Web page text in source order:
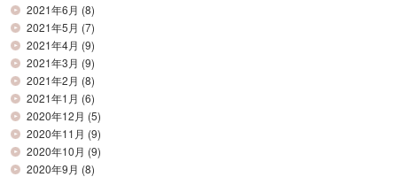
2021年6月 (8)
2021年5月 (7)
2021年4月 (9)
2021年3月 (9)
2021年2月 (8)
2021年1月 (6)
2020年12月 (5)
2020年11月 (9)
2020年10月 (9)
2020年9月 (8)